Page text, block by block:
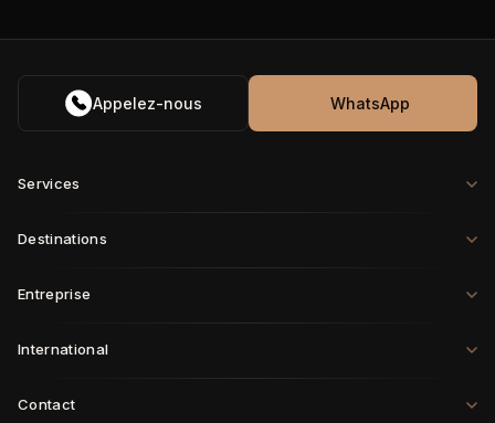
Appelez-nous WhatsApp
Services
Destinations
Entreprise
International
Paris·Londres
Contact